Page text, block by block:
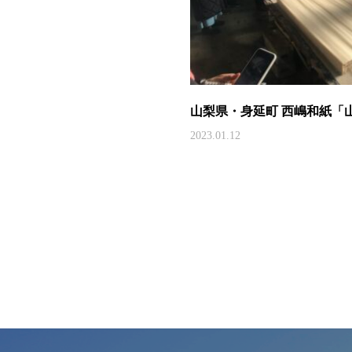
山梨県・身延町 西嶋和紙「
2023.01.12